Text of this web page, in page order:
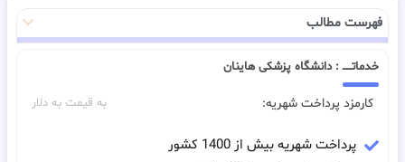
فهرست مطالب
خدماتـــــ : دانشگاه پزشکی هاینان
کارمزد پرداخت شهریه: به قیمت به دلار
پرداخت شهریه بیش از 1400 کشور